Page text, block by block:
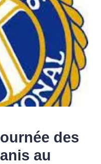
des
au